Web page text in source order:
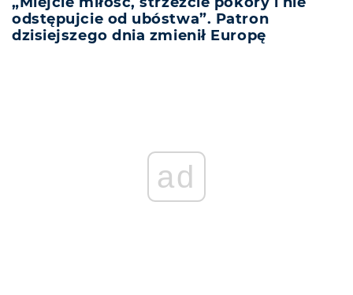
odstępujcie od ubóstwa”. Patron
dzisiejszego dnia zmienił Europę
ad